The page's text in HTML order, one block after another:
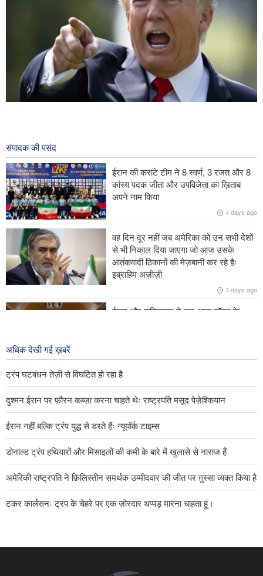
ईरान के विज्ञान, अनुसंधान और प्रौद्योगिकी मंत्री ने बग़दाद में इराक़ के बैत अल-
हिकमा के प्रमुख से मुलाक़ात और बातचीत की।
दुश्मन ईरान पर फ़ौरन कब्ज़ा करना चाहते थेः राष्ट्रपति मसूद पेज़ेश्कियान
डोनाल्ड ट्रंप हथियारों और मिसाइलों की कमी के बारे में खुलासे से नाराज हैं
तुर्किये के विदेश मंत्री ने ज़ायोनी शासन पर ग़ाज़ा पट्टी में शांति समझौते तक पहुँचने
के प्रयासों में बाधा डालने का आरोप लगाया।
संपादक की पसंद
ईरान की कराटे टीम ने 8 स्वर्ण, 3 रजत और 8
कांस्य पदक जीता और उपविजेता का ख़िताब
अपने नाम किया
२ days ago
वह दिन दूर नहीं जब अमेरिका को उन सभी देशों
से भी निकाल दिया जाएगा जो आज उसके
आतंकवादी ठिकानों की मेज़बानी कर रहे हैः
इब्राहिम अज़ीज़ी
२ days ago
ईरान और पाकिस्तान ने दस अरब डॉलर के
अधिक देखी गई ख़बरें
ट्रंप घटबंधन तेज़ी से विघटित हो रहा है
दुश्मन ईरान पर फ़ौरन कब्ज़ा करना चाहते थेः राष्ट्रपति मसूद पेज़ेश्कियान
ईरान नहीं बल्कि ट्रंप युद्ध से डरते हैंः न्यूयॉर्क टाइम्स
डोनाल्ड ट्रंप हथियारों और मिसाइलों की कमी के बारे में खुलासे से नाराज हैं
अमेरिकी राष्ट्रपति ने फ़िलिस्तीन समर्थक उम्मीदवार की जीत पर ग़ुस्सा व्यक्त किया है
टकर कार्लसनः ट्रंप के चेहरे पर एक ज़ोरदार थप्पड़ मारना चाहता हूं।